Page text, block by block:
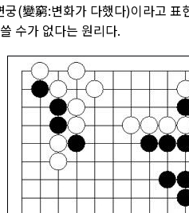
궁(變窮:변화가 다했다)이라고
수가 없다는 원리다.